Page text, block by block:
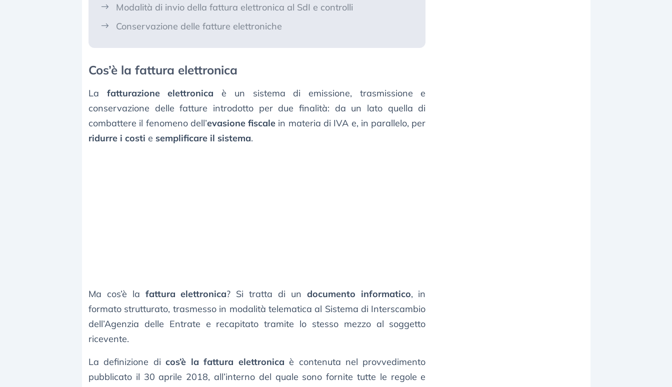
Modalità di invio della fattura elettronica al SdI e controlli
Conservazione delle fatture elettroniche
Cos’è la fattura elettronica
La fatturazione elettronica è un sistema di emissione, trasmissione e
conservazione delle fatture introdotto per due finalità: da un lato quella di
combattere il fenomeno dell’evasione fiscale in materia di IVA e, in parallelo, per
ridurre i costi e semplificare il sistema.
Ma cos’è la fattura elettronica? Si tratta di un documento informatico, in
formato strutturato, trasmesso in modalità telematica al Sistema di Interscambio
dell’Agenzia delle Entrate e recapitato tramite lo stesso mezzo al soggetto
ricevente.
La definizione dicos’è la fattura elettronica è contenuta nel provvedimento
pubblicato il 30 aprile 2018, all’interno del quale sono fornite tutte le regole e